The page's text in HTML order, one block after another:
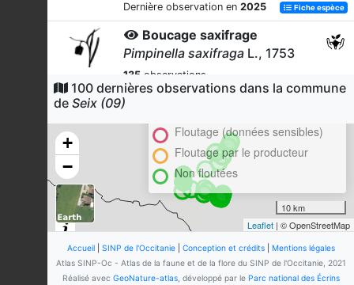
Dernière observation en 2025 Fiche espèce
Boucage saxifrage
Pimpinella saxifraga L., 1753
135 observations
Dernière observation en2020 Fiche espèce
Dactylis glomerataL., 1753
observations
Dernière observation en
Centaurée trompeuse
Centaurea decipiensThuill.,
1799
observations
Fiche espèce
100 dernières observations dans la commune
de Seix (09)
+
−
Cluster
Floutage (données sensibles)
Floutage par le producteur
Non floutées
10 km
Leaflet | © OpenStreetMap
Accueil| SINP de l'Occitanie| Conception et crédits| Mentions légales
Atlas SINP-Oc - Atlas de la faune et de la flore du SINP de l'Occitanie, 2021
Réalisé avec GeoNature-atlas, développé par le Parc national des Écrins